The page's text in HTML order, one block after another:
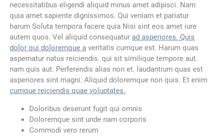
necessitatibus eligendi aliquid minus amet adipisci. Nam
quia amet sapiente dignissimos. Qui veniam et pariatur
harum Soluta tempora facere quia Nisi sint eos amet iure
autem quos. Vel aliquid consequatur ad asperiores. Quis
dolor qui doloremque a veritatis cumque est. Harum quas
aspernatur natus reiciendis. qui sit similique tempore aut.
nam quis aut. Perferendis alias non et. laudantium quas est
asperiores sint magni. Aliquid doloremque non quis. Et enim
cumque reiciendis quae voluptates.
Doloribus deserunt fugit qui omnis
Doloremque sint unde nam corporis
Commodi vero rerum